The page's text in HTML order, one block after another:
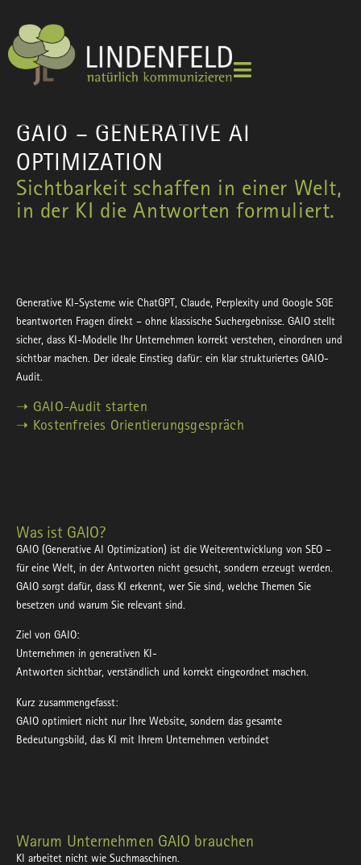
GAIO – GENERATIVE AI
OPTIMIZATION
Sichtbarkeit schaffen in einer Welt,
in der KI die Antworten formuliert.
Generative KI-Systeme wie ChatGPT, Claude, Perplexity und Google SGE
beantworten Fragen direkt – ohne klassische Suchergebnisse. GAIO stellt
sicher, dass KI-Modelle Ihr Unternehmen korrekt verstehen, einordnen und
sichtbar machen. Der ideale Einstieg dafür: ein klar strukturiertes GAIO-
Audit.
➝ GAIO-Audit starten
➝ Kostenfreies Orientierungsgespräch
Was ist GAIO?
GAIO (Generative AI Optimization) ist die Weiterentwicklung von SEO –
für eine Welt, in der Antworten nicht gesucht, sondern erzeugt werden.
GAIO sorgt dafür, dass KI erkennt, wer Sie sind, welche Themen Sie
besetzen und warum Sie relevant sind.
Ziel von GAIO:
Unternehmen in generativen KI-
Antworten sichtbar, verständlich und korrekt eingeordnet machen.
Kurz zusammengefasst:
GAIO optimiert nicht nur Ihre Website, sondern das gesamte
Bedeutungsbild, das KI mit Ihrem Unternehmen verbindet
Warum Unternehmen GAIO brauchen
KI arbeitet nicht wie Suchmaschinen.